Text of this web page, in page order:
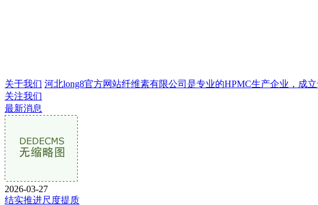
关于我们 河北long8官方网站纤维素有限公司是专业的HPMC生产企业，成
关注我们
最新消息
2026-03-27
结实推进尺度提质